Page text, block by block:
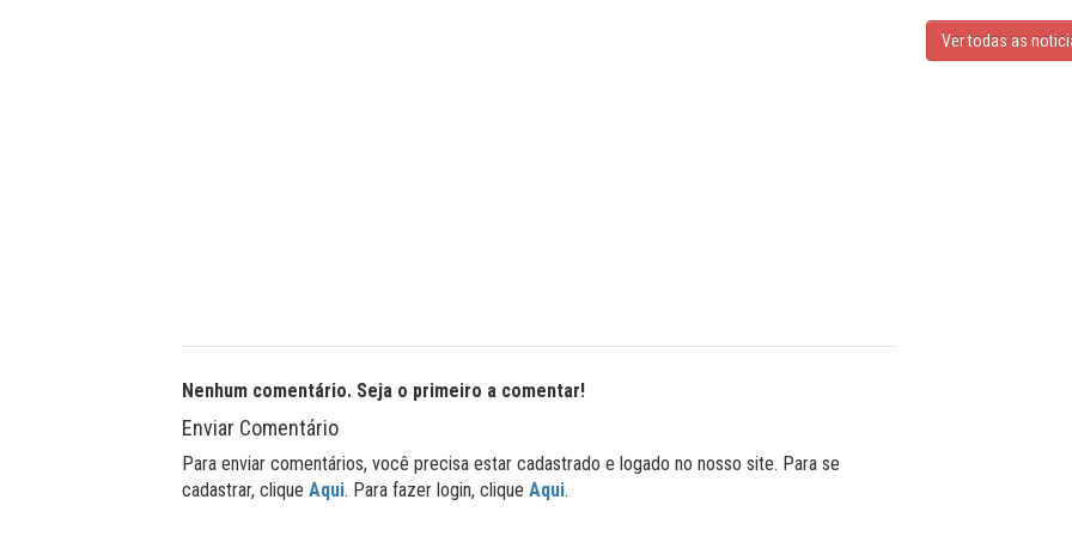
Nenhum comentário. Seja o primeiro a comentar!
Enviar Comentário
Para enviar comentários, você precisa estar cadastrado e logado no nosso site. Para se
cadastrar, clique Aqui. Para fazer login, clique Aqui.
Ver todas as